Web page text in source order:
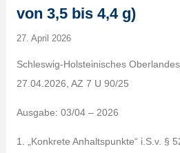
von 3,5 bis 4,4 g)
27. April 2026
Schleswig-Holsteinisches
27.04.2026, AZ 7 U 90/25
Ausgabe: 03/04 – 2026
1. „Konkrete Anhaltspunkte“ i.S.v. §